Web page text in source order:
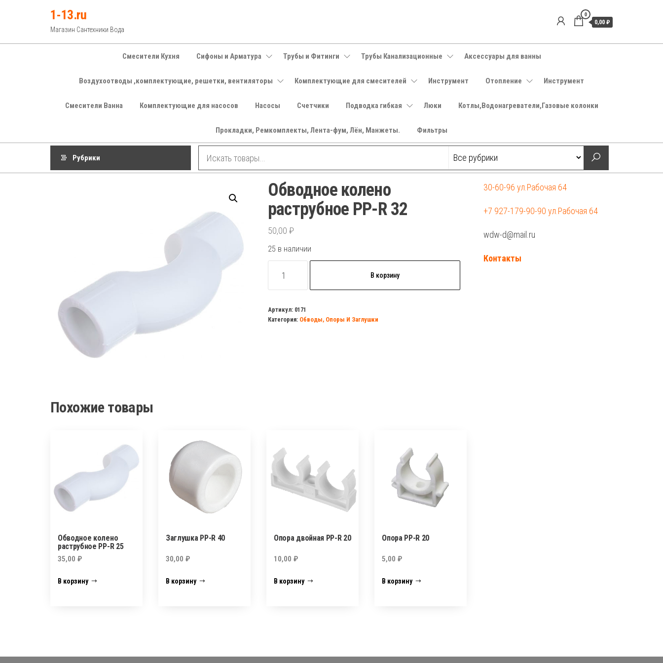
1-13.ru
Магазин Сантехники Вода
0
0,00 ₽
Смесители Кухня Сифоны и Арматура Трубы и Фитинги Трубы Канализационные Аксессуары для ванны
Воздухоотводы ,комплектующие, решетки, вентиляторы Комплектующие для смесителей Инструмент Отопление Инструмент
Смесители Ванна Комплектующие для насосов Насосы Счетчики Подводка гибкая Люки Котлы,Водонагреватели,Газовые колонки
Прокладки, Ремкомплекты, Лента-фум, Лён, Манжеты. Фильтры
Рубрики
Обводное колено
раструбное PP-R 32
50,00 ₽
25 в наличии
товара
колено
раструбное
В корзину
Артикул: 0171
Категория: Обводы, Опоры И Заглушки
Похожие товары
Обводное колено
раструбное PP-R 25
35,00 ₽
В корзину
Заглушка PP-R 40
30,00₽
В корзину
Опора двойная PP-R 20
10,00₽
В корзину
Опора PP-R 20
5,00₽
В корзину
30-60-96 ул.Рабочая 64
+7 927-179-90-90 ул.Рабочая 64
wdw-d@mail.ru
Контакты